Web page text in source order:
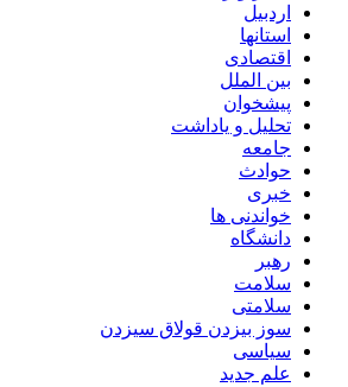
اردبیل
استانها
اقتصادی
بین الملل
پیشخوان
تحلیل و یاداشت
جامعه
حوادث
خبری
خواندنی ها
دانشگاه
رهبر
سلامت
سلامتی
سوز بیزدن قولاق سیزدن
سیاسی
علم جدید